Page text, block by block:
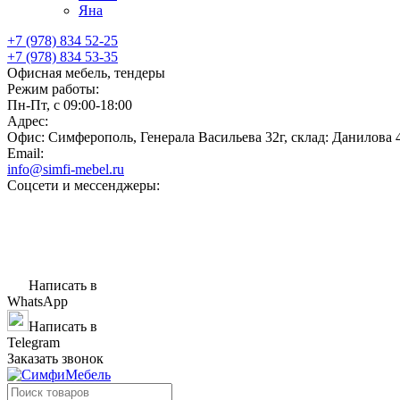
Яна
+7 (978) 834 52-25
+7 (978) 834 53-35
Офисная мебель, тендеры
Режим работы:
Пн-Пт, с 09:00-18:00
Адрес:
Офис: Симферополь, Генерала Васильева 32г, склад: Данилова
Email:
info@simfi-mebel.ru
Соцсети и мессенджеры:
Написать в
WhatsApp
Написать в
Telegram
Заказать звонок